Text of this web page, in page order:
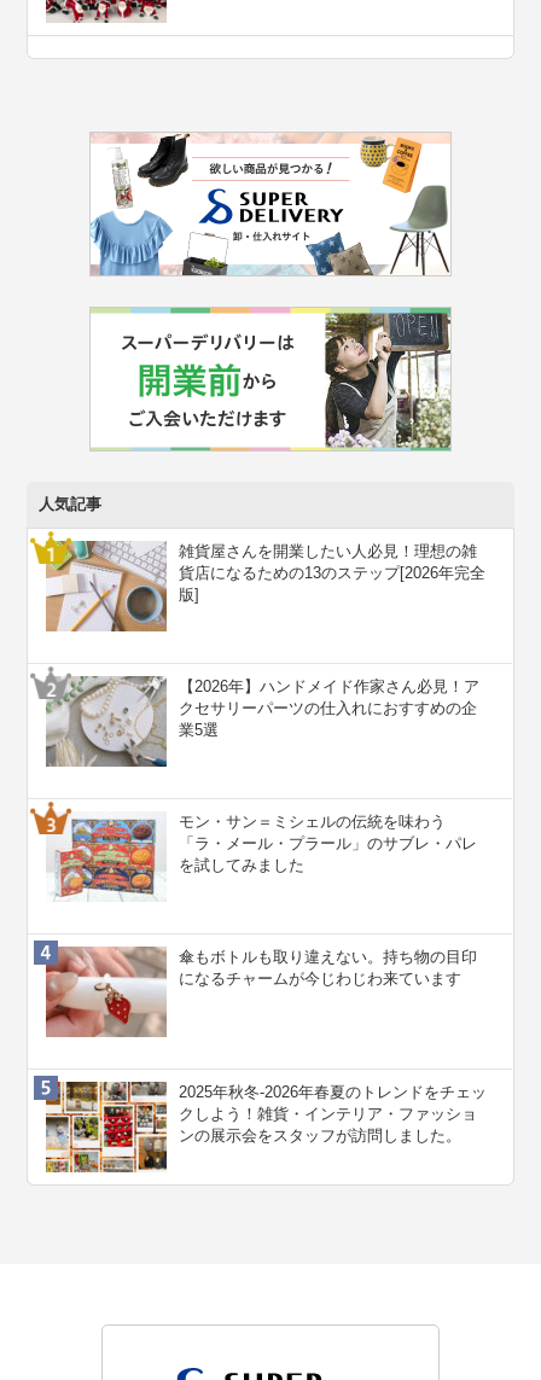
人気記事
雑貨屋さんを開業したい人必見！理想の雑
貨店になるための13のステップ[2026年完全
版]
【2026年】ハンドメイド作家さん必見！ア
クセサリーパーツの仕入れにおすすめの企
業5選
モン・サン＝ミシェルの伝統を味わう
「ラ・メール・プラール」のサブレ・パレ
を試してみました
傘もボトルも取り違えない。持ち物の目印
になるチャームが今じわじわ来ています
2025年秋冬-2026年春夏のトレンドをチェッ
クしよう！雑貨・インテリア・ファッショ
ンの展示会をスタッフが訪問しました。